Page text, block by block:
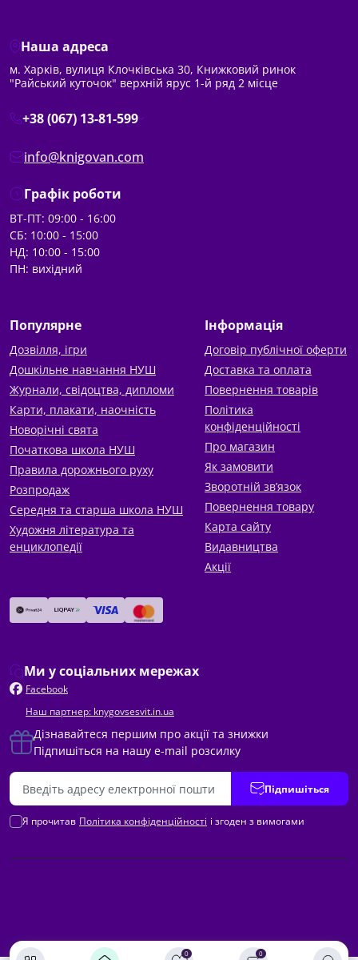
0 0
Наша адреса
м. Харків, вулиця Клочківська 30, Книжковий ринок
"Райський куточок" верхній ярус 1-й ряд 2 місце
+38 (067) 13-81-599
info@knigovan.com
Графік роботи
ВТ-ПТ: 09:00 - 16:00
СБ: 10:00 - 15:00
НД: 10:00 - 15:00
ПН: вихідний
Популярне
Дозвілля, ігри
Дошкільне навчання НУШ
Журнали, свідоцтва, дипломи
Карти, плакати, наочність
Новорічні свята
Початкова школа НУШ
Правила дорожнього руху
Розпродаж
Середня та старша школа НУШ
Художня література та
енциклопедії
Інформація
Договір публічної оферти
Доставка та оплата
Повернення товарів
Політика
конфіденційності
Про магазин
Як замовити
Зворотній зв’язок
Повернення товару
Карта сайту
Видавництва
Акції
Ми у соціальних мережах
Facebook
Наш партнер: knygovsesvit.in.ua
Дізнавайтеся першим про акції та знижки
Підпишіться на нашу e-mail розсилку
Підпишіться
Я прочитав Політика конфіденційності і згоден з вимогами